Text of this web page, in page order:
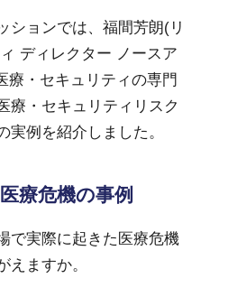
ションでは、福間芳朗(リ
ディレクター ノースア
療・セキュリティの専門
療・セキュリティリスク
実例を紹介しました。
療危機の事例
で実際に起きた医療危機
えますか。